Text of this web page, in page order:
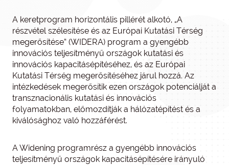
A keretprogram horizontális pillérét alkotó, „A
részvétel szélesítése és az Európai Kutatási Térség
megerősítése” (WIDERA) program a gyengébb
innovációs teljesítményű országok kutatási és
innovációs kapacitásépítéséhez, és az Európai
Kutatási Térség megerősítéséhez járul hozzá. Az
intézkedések megerősítik ezen országok potenciálját a
transznacionális kutatási és innovációs
folyamatokban, előmozdítják a hálózatépítést és a
kiválósághoz való hozzáférést.
A Widening programrész a gyengébb innovációs
teljesítményű országok kapacitásépítésére irányuló